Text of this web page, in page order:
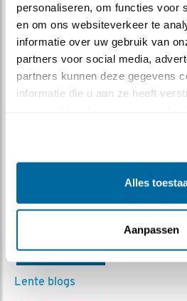
personaliseren, om functies voor
en om ons websiteverkeer te
informatie over uw gebruik van
partners voor social media,
partners kunnen deze gegevens
informatie die u aan ze heeft
Alles
Aanpassen
Huiszwaluw
Alle Beleef de
Lente blogs